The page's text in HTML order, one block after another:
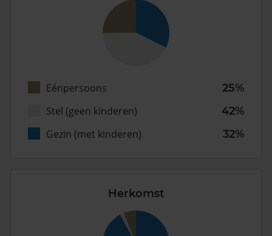
Eénpersoons
25%
Stel (geen kinderen)
42%
Gezin (met kinderen)
32%
Herkomst